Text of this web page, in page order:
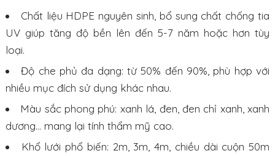
Chất liệu HDPE nguyên sinh, bổ sung chất chống tia
UV giúp tăng độ bền lên đến 5-7 năm hoặc hơn tùy
loại.
Độ che phủ đa dạng: từ 50% đến 90%, phù hợp với
nhiều mục đích sử dụng khác nhau.
Màu sắc phong phú: xanh lá, đen, đen chỉ xanh, xanh
dương… mang lại tính thẩm mỹ cao.
Khổ lưới phổ biến: 2m, 3m, 4m, chiều dài cuộn 50m